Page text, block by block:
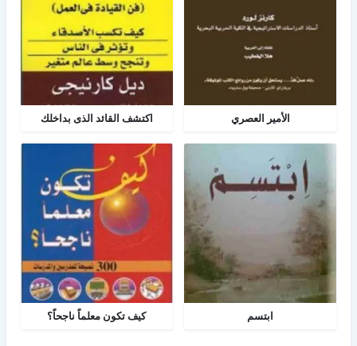
الأمير العصري اكتشف القائد الذى بداخلك
ابتسم كيف تكون معلماً ناجحاً؟